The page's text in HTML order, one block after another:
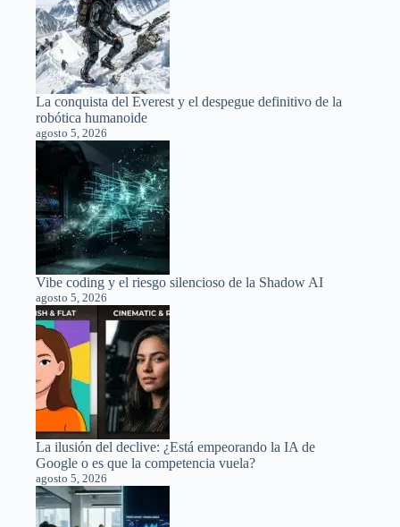
La conquista del Everest y el despegue definitivo de la
robótica humanoide
agosto 5, 2026
Vibe coding y el riesgo silencioso de la Shadow AI
agosto 5, 2026
La ilusión del declive: ¿Está empeorando la IA de
Google o es que la competencia vuela?
agosto 5, 2026